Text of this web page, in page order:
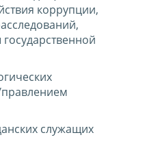
коррупции,
служащих